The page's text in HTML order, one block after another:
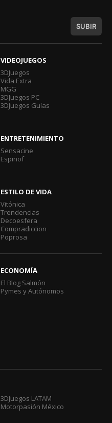
SUBIR
VIDEOJUEGOS
3DJuegos
Vida Extra
MGG
3DJuegos PC
3DJuegos Guías
ENTRETENIMIENTO
Sensacine
Espinof
ESTILO DE VIDA
Vitónica
Trendencias
Decoesfera
Compradiccion
Poprosa
ECONOMÍA
El Blog Salmón
Pymes y Autónomos
3DJuegos LATAM
Motorpasión México